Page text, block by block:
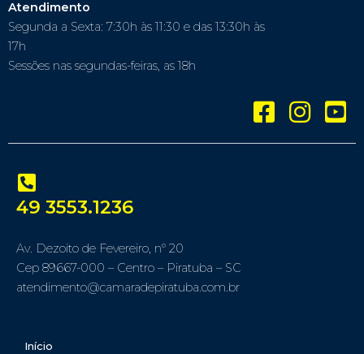
Atendimento
Segunda a Sexta: 7:30h às 11:30 e das 13:30h às
17h
Sessões nas segundas-feiras, as 18h
49 3553.1236
Av. Dezoito de Fevereiro, nº 20
Cep 89667-000 – Centro – Piratuba – SC
atendimento@camaradepiratuba.com.br
Início